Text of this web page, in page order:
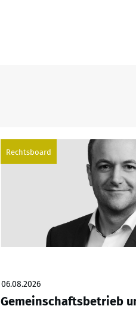
Rechtsboard
06.08.2026
Gemeinschaftsbetrieb